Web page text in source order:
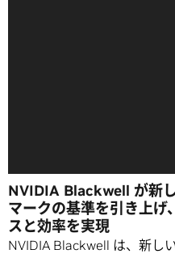
NVIDIA Blackwell が新
マークの基準を引き上げ
スと効率を実現
NVIDIA Blackwell は、新し